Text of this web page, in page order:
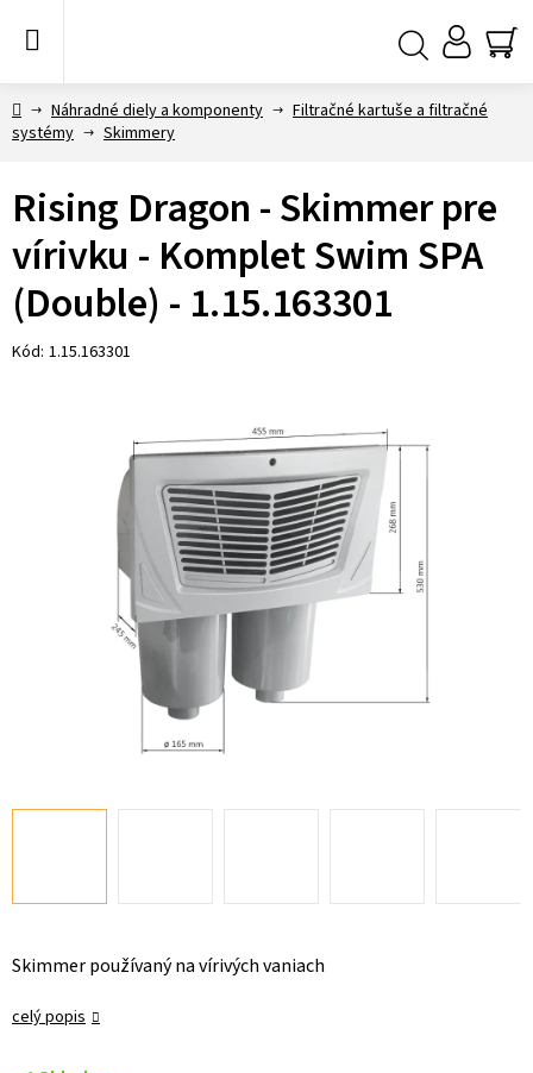
DomovNáhradné diely a komponenty
Filtračné kartuše a filtračné
systémy
Skimmery
Skimmer používaný na vírivých vaniach
celý popis
Rising Dragon - Skimmer pre
vírivku - Komplet Swim SPA
(Double) - 1.15.163301
Kód: 1.15.163301